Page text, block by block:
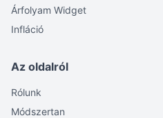
Árfolyam Widget
Infláció
Az oldalról
Rólunk
Módszertan